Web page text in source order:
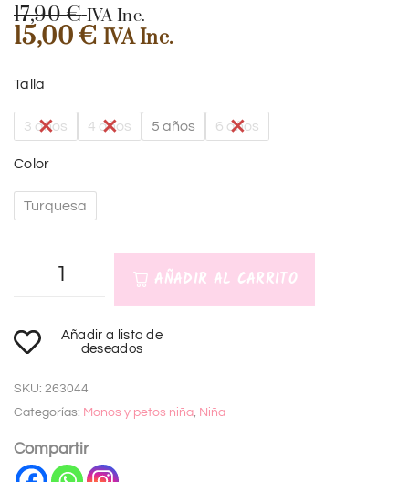
17,90€ IVA Inc.
15,00€ IVA Inc.
Talla
3 años 4 años 5 años 6 años
Color
Turquesa
AÑADIR AL CARRITO
l
e
r
n
a
Añadir a lista de
deseados
SKU: 263044
Categorías: Monos y petos niña Niña
Compartir